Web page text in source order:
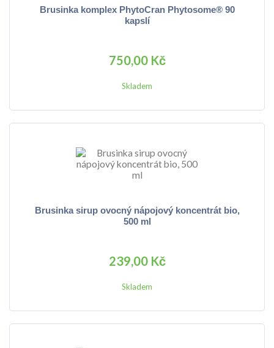
Brusinka komplex PhytoCran Phytosome® 90
kapslí
750,00 Kč
Skladem
Brusinka sirup ovocný nápojový koncentrát bio,
500 ml
239,00 Kč
Skladem